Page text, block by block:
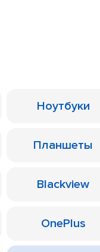
Ноутбуки
Планшеты
Blackview
OnePlus